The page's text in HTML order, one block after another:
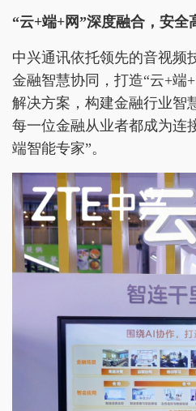
“云+端+网”深度融合，安全
中兴通讯依托领先的音视频
金融智慧协同，打造“云+端
解决方案，构建金融行业智
每一位金融从业者都成为连
端智能专家”。